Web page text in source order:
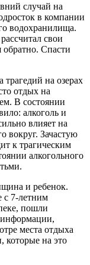
случай на
в компании
водохранилища.
свои
обратно. Спасти
трагедий на озерах
отдых на
В состоянии
алкоголь и
влияет на
вокруг. Зачастую
к трагическим
алкогольного
и ребенок.
7-летним
пошли
информации,
места отдыха
на это